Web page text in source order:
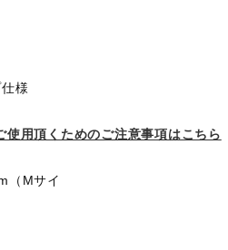
様
使用頂くためのご注意事項はこちら
（Mサイ